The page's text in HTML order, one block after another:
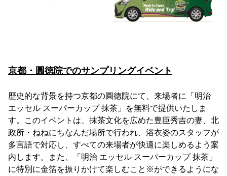
京都・圓徳院でのサンプリングイベント
歴史的な背景を持つ京都の圓徳院にて、来場者に「明治
エッセル スーパーカップ 抹茶」を無料で提供いたしま
す。このイベントは、抹茶文化を広めた豊臣秀吉の妻、北
政所・ねねにちなんだ場所で行われ、浴衣姿のスタッフが
多言語で対応し、すべての来場者が快適に楽しめるよう案
内します。また、「明治 エッセル スーパーカップ 抹茶」
に特別に金箔を振りかけて楽しむこと※ができるようにな